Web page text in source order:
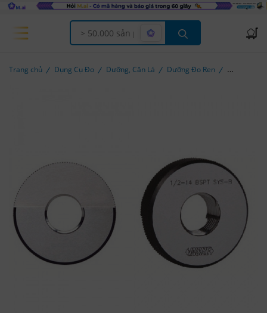
Offcanvas Menu Open
Trang chủ Dụng Cụ Đo Dưỡng, Căn Lá Dưỡng Đo Ren